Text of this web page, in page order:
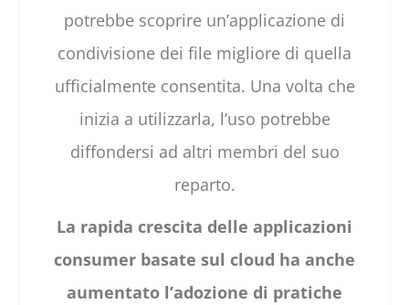
potrebbe scoprire un’applicazione di
condivisione dei file migliore di quella
ufficialmente consentita. Una volta che
inizia a utilizzarla, l’uso potrebbe
diffondersi ad altri membri del suo
reparto.
La rapida crescita delle applicazioni
consumer basate sul cloud ha anche
aumentato l’adozione di pratiche